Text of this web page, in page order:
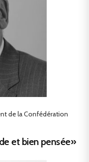
de la Confédération
et bien pensée»